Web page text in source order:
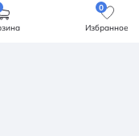
0
Избранное